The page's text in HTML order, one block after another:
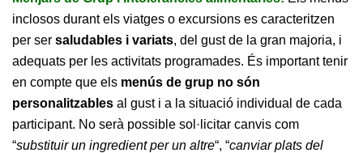
inclosos durant els viatges o excursions es caracteritzen
per ser saludables i variats, del gust de la gran majoria, i
adequats per les activitats programades. És important tenir
en compte que els menús de grup no són
personalitzables al gust i a la situació individual de cada
participant. No serà possible sol·licitar canvis com
“substituir un ingredient per un altre“, “canviar plats del